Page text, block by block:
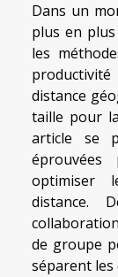
Dans un
plus en
les
distance
taille pour
article se
optimiser
distance.
de groupe
séparent